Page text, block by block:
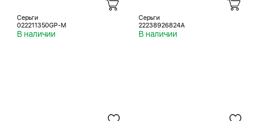
Серьги
022211350GP-M
В наличии
Серьги
22238926824A
В наличии